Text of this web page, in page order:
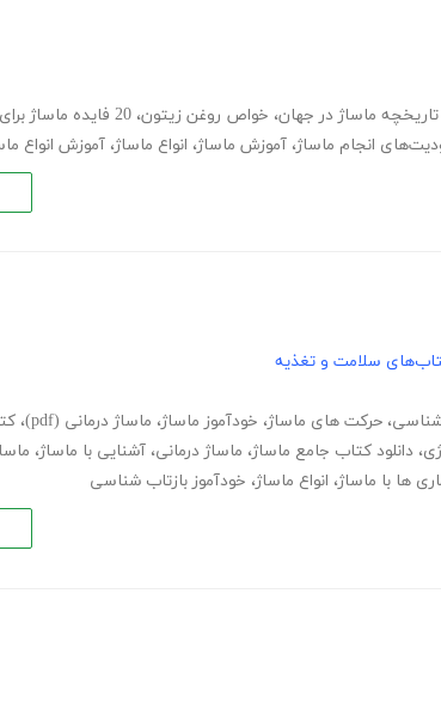
تاریخچه ماساژ در جهان، خواص روغن زیتون، 20 فایده ماساژ برای ما
انجام ماساژ، آموزش ماساژ، انواع ماساژ، آموزش انواع
سلامت و تغذیه
شناسی، حرکت های ماساژ، خودآموز ماساژ، ماساژ درمانی (pdf) ،
، دانلود کتاب جامع ماساژ، ماساژ درمانی، آشنایی با ماساژ،
ها با ماساژ، انواع ماساژ، خودآموز بازتاب شناسی